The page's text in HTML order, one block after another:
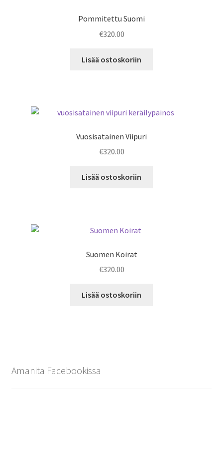
Pommitettu Suomi
€320.00
Lisää ostoskoriin
Vuosisatainen Viipuri
€320.00
Lisää ostoskoriin
Suomen Koirat
€320.00
Lisää ostoskoriin
Amanita Facebookissa